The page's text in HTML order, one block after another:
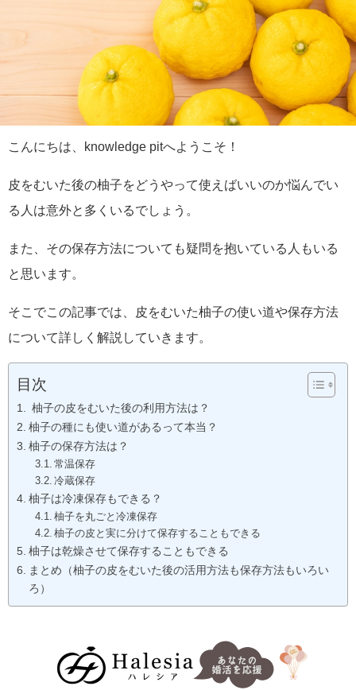
こんにちは、knowledge pitへようこそ！
皮をむいた後の柚子をどうやって使えばいいのか悩んでい
る人は意外と多くいるでしょう。
また、その保存方法についても疑問を抱いている人もいる
と思います。
そこでこの記事では、皮をむいた柚子の使い道や保存方法
について詳しく解説していきます。
目次
柚子の皮をむいた後の利用方法は？
柚子の種にも使い道があるって本当？
柚子の保存方法は？
常温保存
冷蔵保存
柚子は冷凍保存もできる？
柚子を丸ごと冷凍保存
柚子の皮と実に分けて保存することもできる
柚子は乾燥させて保存することもできる
まとめ（柚子の皮をむいた後の活用方法も保存方法もいろい
ろ）